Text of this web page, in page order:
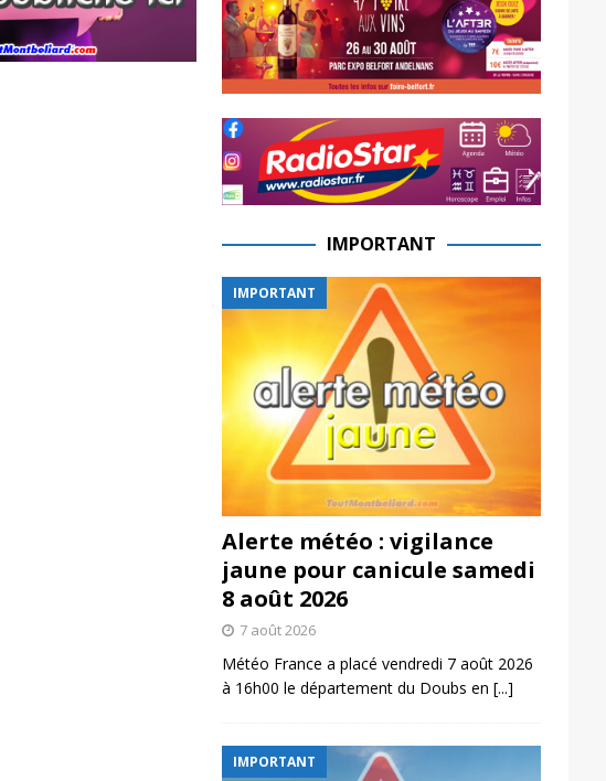
IMPORTANT
IMPORTANT
Alerte météo : vigilance
jaune pour canicule samedi
8 août 2026
7 août 2026
Météo France a placé vendredi 7 août 2026
à 16h00 le département du Doubs en [...]
IMPORTANT